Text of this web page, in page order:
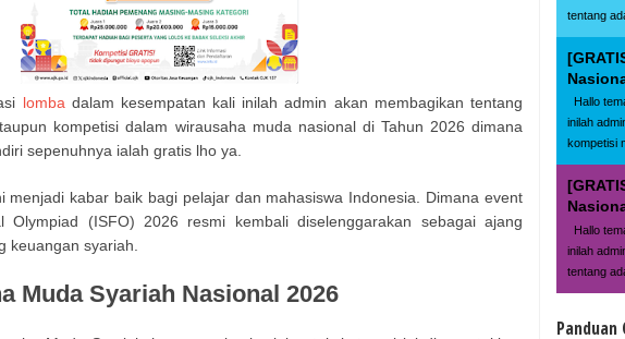
lomba dalam kesempatan kali inilah admin akan membagikan tentang
kompetisi dalam wirausaha muda nasional di Tahun 2026 dimana
sepenuhnya ialah gratis lho ya.
menjadi kabar baik bagi pelajar dan mahasiswa Indonesia. Dimana event
Olympiad (ISFO) 2026 resmi kembali diselenggarakan sebagai ajang
keuangan syariah.
Muda Syariah Nasional 2026
tentang
Hallo
inilah
kompetisi
Hallo
inilah
tentang